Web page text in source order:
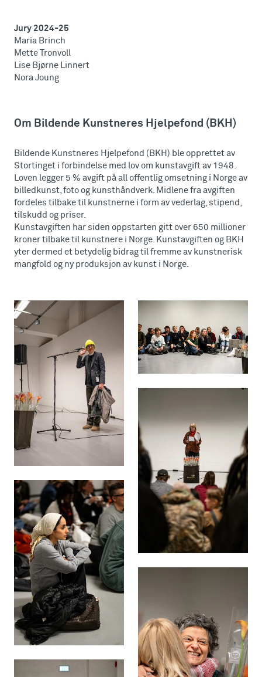
Jury 2024-25
Maria Brinch
Mette Tronvoll
Lise Bjørne Linnert
Nora Joung
Om Bildende Kunstneres Hjelpefond (BKH)
Bildende Kunstneres Hjelpefond (BKH) ble opprettet av
Stortinget i forbindelse med lov om kunstavgift av 1948.
Loven legger 5 % avgift på all offentlig omsetning i Norge av
billedkunst, foto og kunsthåndverk. Midlene fra avgiften
fordeles tilbake til kunstnerne i form av vederlag, stipend,
tilskudd og priser.
Kunstavgiften har siden oppstarten gitt over 650 millioner
kroner tilbake til kunstnere i Norge. Kunstavgiften og BKH
yter dermed et betydelig bidrag til fremme av kunstnerisk
mangfold og ny produksjon av kunst i Norge.